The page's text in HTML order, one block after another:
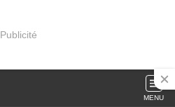
Publicité
MENU